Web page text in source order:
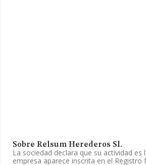
Sobre Relsum Herederos Sl.
La sociedad declara que su actividad
empresa aparece inscrita en el